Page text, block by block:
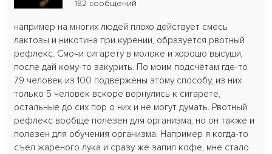
182 сообщений
например на многих людей плохо действует смесь
лактозы и никотина при курении, образуется рвотный
рефлекс. Смочи сигарету в молоке и хорошо высуши,
после дай кому-то закурить. По моим подсчётам где-то
79 человек из 100 подвержены этому способу, из них
только 5 человек вскоре вернулись к сигарете,
остальные до сих пор о них и не могут думать. Рвотный
рефлекс вообще полезен для организма, но он также и
полезен для обучения организма. Например я когда-то
съел жареного лука и сразу же запил кофе, мне стало